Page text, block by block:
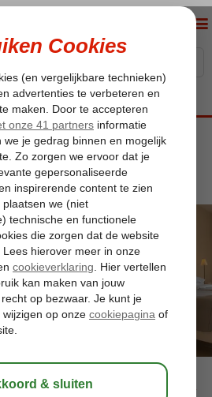
Hotel
Hotel